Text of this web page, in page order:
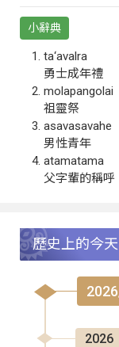
小辭典
ta‘avalra
勇士成年禮
molapangolai
祖靈祭
asavasavahe
男性青年
atamatama
父字輩的稱呼
歷史上的今天
2026